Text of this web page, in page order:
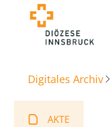
Digitales Archiv
AKTE